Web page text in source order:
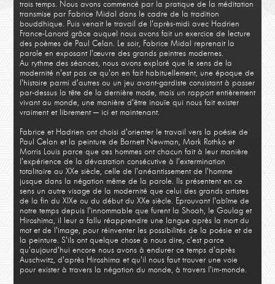
trois temps. Nous avons commencé par la pratique de la méditation
transmise par Fabrice Midal dans le cadre de la tradition
bouddhique. Puis venait le travail de l'après-midi avec Hadrien
France-Lanord grâce auquel nous avons fait un exercice de lecture
des poèmes de Paul Celan. Le soir, Fabrice Midal reprenait la
parole en exposant l'œuvre des grands peintres modernes.
Au rythme des séances, nous avons exploré que le sens de la
modernité n'est pas ce qu'on en fait habituellement, une époque de
l'histoire parmi d'autres ou un jeu avant-gardiste consistant à passer
par-dessus la tête de la dernière mode, mais un rapport entièrement
vivant au monde, une manière d'être inouïe qui nous fait exister
vraiment et librement — ici et maintenant.
Fabrice et Hadrien ont choisi d'orienter le travail vers la poésie de
Paul Celan et la peinture de Barnett Newman, Mark Rothko et
Morris Louis parce que ces hommes ont chacun fait à leur manière
l'expérience de la dévastation consécutive à l'extermination
totalitaire au XXe siècle, celle de l'anéantissement de l'homme
jusque dans la négation même de la parole. Ils présentent en ce
sens un autre visage de la modernité que celui des grands artistes
de la fin du XIXe ou du début du XXe siècle. Eprouvant l'abîme de
notre temps depuis l'innommable que furent la Shoah, le Goulag et
Hiroshima, il leur a fallu réapprendre une langue après la mort du
mot et de l'image, pour réinventer les possibilités de la poésie et de
la peinture. S'ils ont quelque chose à nous dire, c'est parce
qu'aujourd'hui encore nous avons à endurer ce temps d'après
Auschwitz, d'après Hiroshima et qu'il nous faut trouver une voie
pour exister à travers la négation du monde, à travers l'im-monde.